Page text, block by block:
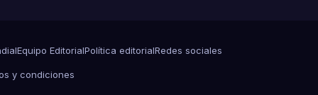
Equipo EditorialPolítica editorialRedes sociales
y condiciones